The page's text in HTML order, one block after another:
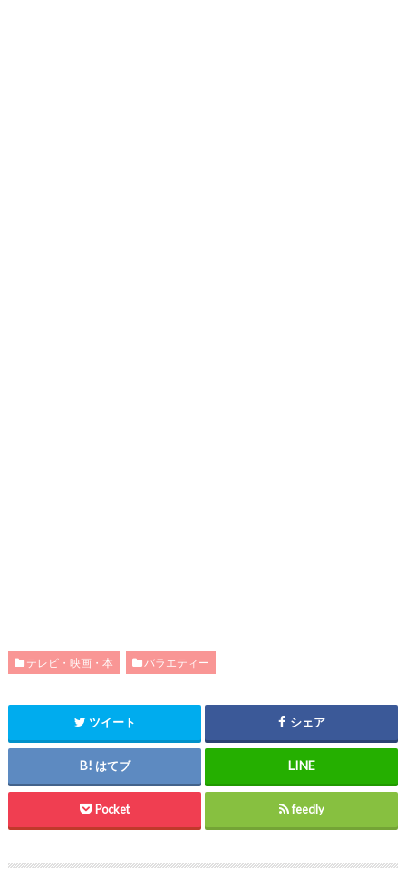
テレビ・映画・本 バラエティー
ツイート シェア
はてブ
Pocket feedly